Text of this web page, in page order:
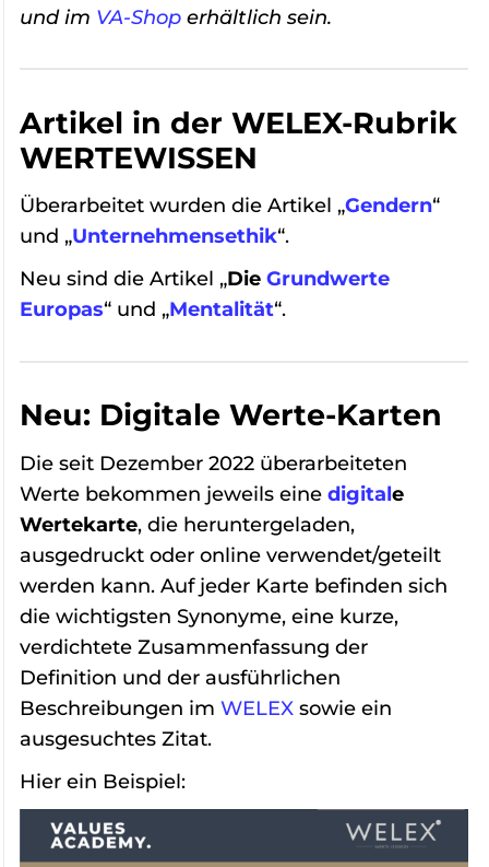
und im VA-Shop erhältlich sein.
Artikel in der WELEX-Rubrik
WERTEWISSEN
Überarbeitet wurden die Artikel „Gendern“
und „Unternehmensethik“.
Neu sind die Artikel „Die Grundwerte
Europas“ und „Mentalität“.
Neu: Digitale Werte-Karten
Die seit Dezember 2022 überarbeiteten
Werte bekommen jeweils eine digitale
Wertekarte, die heruntergeladen,
ausgedruckt oder online verwendet/geteilt
werden kann. Auf jeder Karte befinden sich
die wichtigsten Synonyme, eine kurze,
verdichtete Zusammenfassung der
Definition und der ausführlichen
Beschreibungen im WELEX sowie ein
ausgesuchtes Zitat.
Hier ein Beispiel: